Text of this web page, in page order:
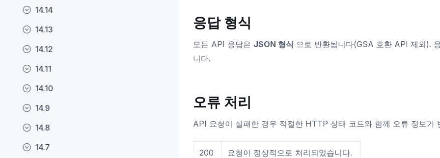
14.14
14.13
14.12
14.11
14.10
14.9
14.8
14.7
응답 형식
모든 API 응답은 JSON 형식 으로 반환됩니다(GSA 호환 API 제외).
니다.
오류 처리
API 요청이 실패한 경우 적절한 HTTP 상태 코드와 함께 오류 정보가
200 요청이 정상적으로 처리되었습니다.